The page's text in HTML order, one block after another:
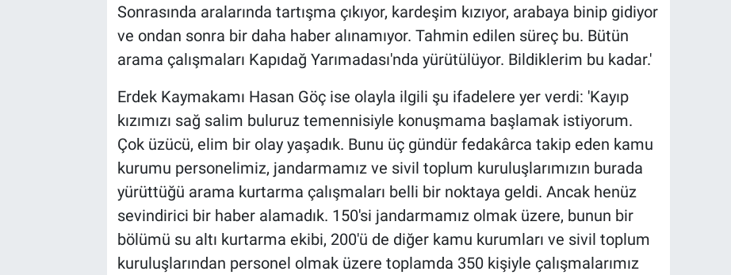
Sonrasında aralarında tartışma çıkıyor, kardeşim kızıyor, arabaya binip gidiyor
ve ondan sonra bir daha haber alınamıyor. Tahmin edilen süreç bu. Bütün
arama çalışmaları Kapıdağ Yarımadası'nda yürütülüyor. Bildiklerim bu kadar.'
Erdek Kaymakamı Hasan Göç ise olayla ilgili şu ifadelere yer verdi: 'Kayıp
kızımızı sağ salim buluruz temennisiyle konuşmama başlamak istiyorum.
Çok üzücü, elim bir olay yaşadık. Bunu üç gündür fedakârca takip eden kamu
kurumu personelimiz, jandarmamız ve sivil toplum kuruluşlarımızın burada
yürüttüğü arama kurtarma çalışmaları belli bir noktaya geldi. Ancak henüz
sevindirici bir haber alamadık. 150'si jandarmamız olmak üzere, bunun bir
bölümü su altı kurtarma ekibi, 200'ü de diğer kamu kurumları ve sivil toplum
kuruluşlarından personel olmak üzere toplamda 350 kişiyle çalışmalarımız